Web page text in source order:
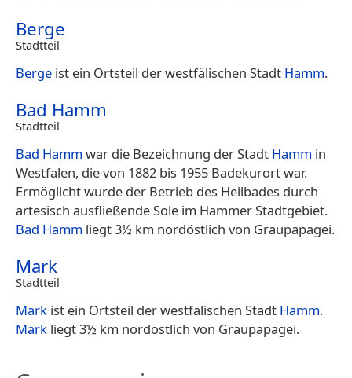
Berge
Stadtteil
Berge ist ein Ortsteil der westfälischen Stadt Hamm.
Bad Hamm
Stadtteil
Bad Hamm war die Bezeichnung der Stadt Hamm in
Westfalen, die von 1882 bis 1955 Badekurort war.
Ermöglicht wurde der Betrieb des Heilbades durch
artesisch ausfließende Sole im Hammer Stadtgebiet.
Bad Hamm liegt 3½ km nordöstlich von Graupapagei.
Mark
Stadtteil
Mark ist ein Ortsteil der westfälischen Stadt Hamm.
Mark liegt 3½ km nordöstlich von Graupapagei.